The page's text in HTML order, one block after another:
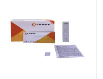
de Covid 19
de Covid 19